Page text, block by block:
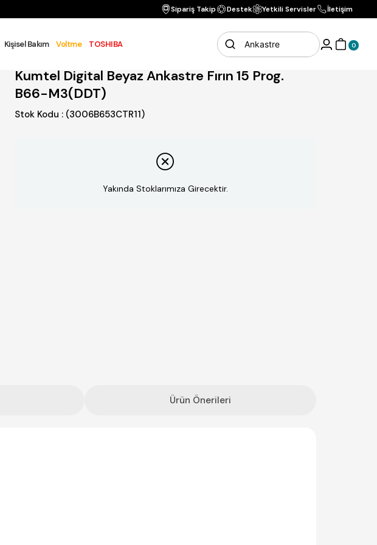
Vade Farksız 3
Sipariş Takip Destek Yetkili Servisler İletişim
Kişisel Bakım Voltme TOSHIBA 0
Kumtel Digital Beyaz Ankastre Fırın 15 Prog. B66-M3(DDT)
Kumtel Digital Beyaz Ankastre Fırın 15 Prog.
B66-M3(DDT)
Stok Kodu (3006B653CTR11)
Yakında Stoklarımıza Girecektir.
Ürün Önerileri